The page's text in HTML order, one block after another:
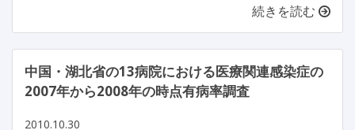
続きを読む
中国・湖北省の13病院における医療関連感染症の
2007年から2008年の時点有病率調査
2010.10.30